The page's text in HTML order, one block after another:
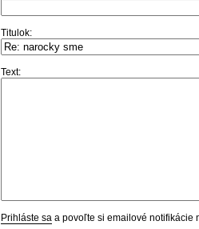
Titulok:
Text:
Prihláste sa a povoľte si emailové notifikácie